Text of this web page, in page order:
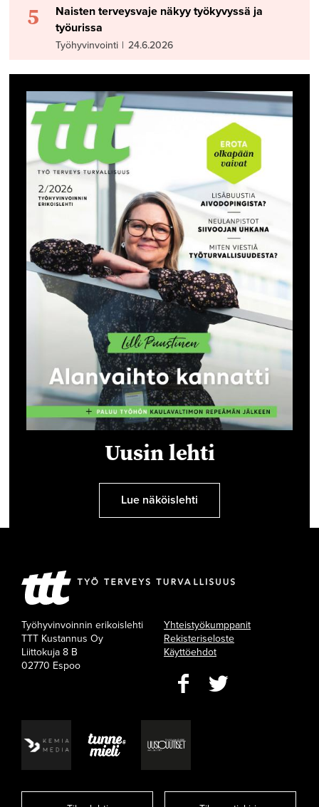
5
Naisten terveysvaje näkyy työkyvyssä ja
työurissa
Työhyvinvointi | 24.6.2026
Uusin lehti
Lue näköislehti
Työhyvinvoinnin erikoislehti
TTT Kustannus Oy
Liittokuja 8 B
02770 Espoo
Yhteistyökumppanit
Rekisteriseloste
Käyttöehdot